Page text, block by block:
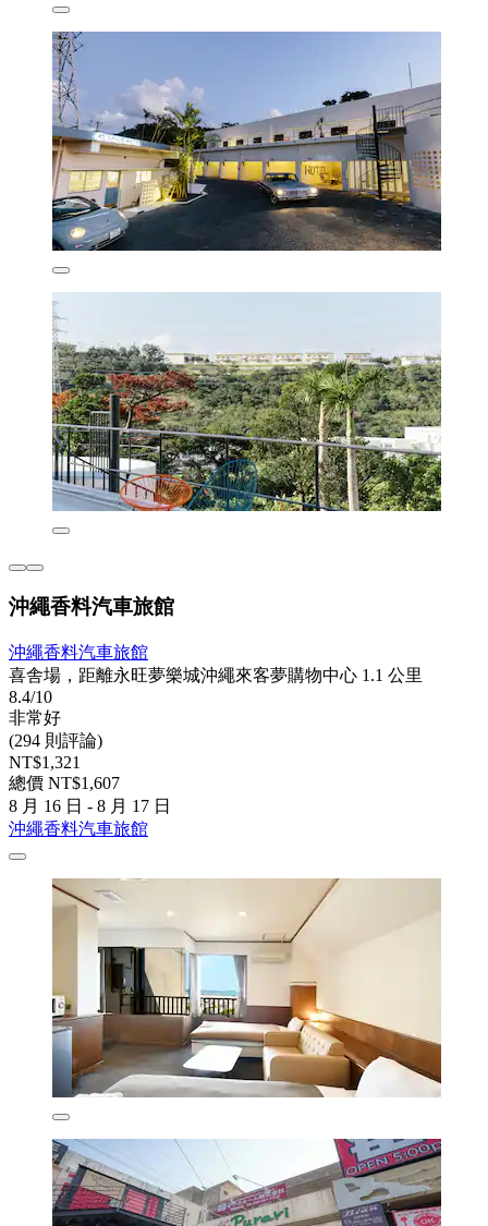
沖繩香料汽車旅館
沖繩香料汽車旅館
喜舎場，距離永旺夢樂城沖繩來客夢購物中心 1.1 公里
8.4/10
非常好
(294 則評論)
NT$1,321
總價 NT$1,607
8 月 16 日 - 8 月 17 日
沖繩香料汽車旅館